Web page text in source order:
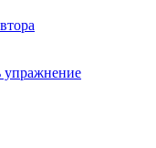
упражнение